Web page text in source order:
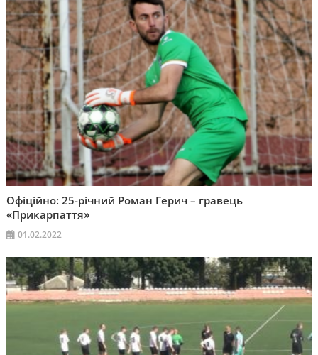
Офіційно: 25-річний Роман Герич – гравець
«Прикарпаття»
01.02.2022